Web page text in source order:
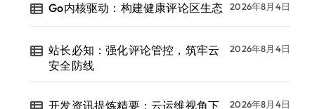
Go内核驱动：构建健康评论区生态 2026年8月4日
站长必知：强化评论管控，筑牢云
安全防线
2026年8月4日
开发资讯提炼精要：云运维视角下
2026年8月4日